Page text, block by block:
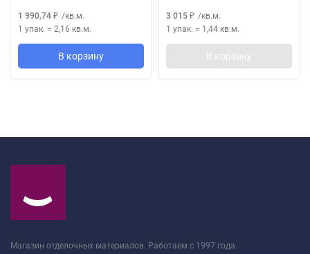
1 990,74 ₽ /кв.м.
1 упак. = 2,16 кв.м.
В корзину
3 015 ₽ /кв.м.
1 упак. = 1,44 кв.м.
В корзину
Магазин отделочных материалов. Работаем с 1997 года.